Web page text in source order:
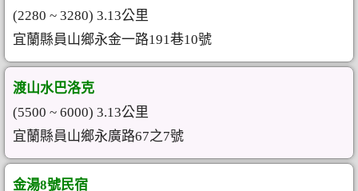
(2280 ~ 3280) 3.13公里
宜蘭縣員山鄉永金一路191巷10號
渡山水巴洛克
(5500 ~ 6000) 3.13公里
宜蘭縣員山鄉永廣路67之7號
金湯8號民宿